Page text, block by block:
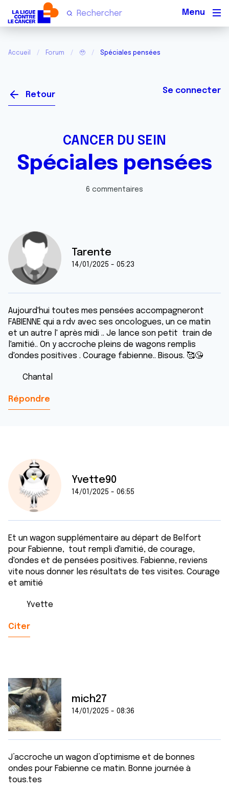
Accueil Forum 🥹 Spéciales pensées
Retour Se connecter
CANCER DU SEIN
Spéciales pensées
6 commentaires
Tarente
14/01/2025 - 05:23
Aujourd'hui toutes mes pensées accompagneront
FABIENNE qui a rdv avec ses oncologues, un ce matin
et un autre l' après midi .. Je lance son petit train de
l'amitié.. On y accroche pleins de wagons remplis
d'ondes positives . Courage fabienne.. Bisous. 🥰😘
Chantal
Répondre
Yvette90
14/01/2025 - 06:55
Et un wagon supplémentaire au départ de Belfort
pour Fabienne, tout rempli d'amitié, de courage,
d'ondes et de pensées positives. Fabienne, reviens
vite nous donner les résultats de tes visites. Courage
et amitié
Yvette
Citer
mich27
14/01/2025 - 08:36
J’accroche un wagon d’optimisme et de bonnes
ondes pour Fabienne ce matin. Bonne journée à
tous.tes